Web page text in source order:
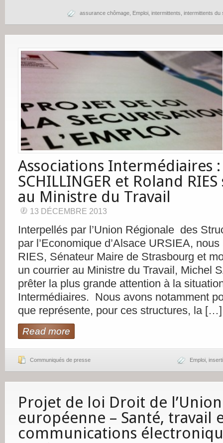
assurance chômage Emploi intermittents intermittents du
Associations Intermédiaires
SCHILLINGER et Roland RIES
au Ministre du Travail
13 DÉCEMBRE 2013
Interpellés par l’Union Régionale des
par l’Economique d’Alsace URSIEA,
RIES, Sénateur Maire de Strasbourg et
un courrier au Ministre du Travail, Michel
prêter la plus grande attention à la
Intermédiaires. Nous avons notamment
que représente, pour ces structures, la […]
Read more
Communiqués de presse Emploi
Projet de loi Droit de l’Union
européenne – Santé, travail
communications